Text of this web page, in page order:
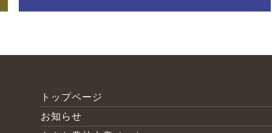
トップページ
お知らせ